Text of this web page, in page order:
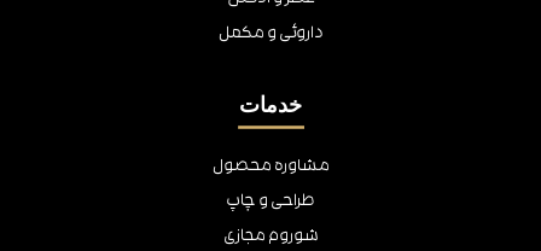
داروئی و مکمل
خدمات
مشاوره محصول
طراحی و چاپ
شوروم مجازی